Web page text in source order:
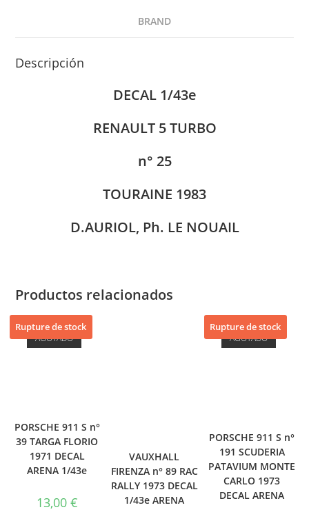
BRAND
Descripción
DECAL 1/43e
RENAULT 5 TURBO
n° 25
TOURAINE 1983
D.AURIOL, Ph. LE NOUAIL
Productos relacionados
Rupture de stock
AGOTADO
PORSCHE 911 S n°
39 TARGA FLORIO
1971 DECAL
ARENA 1/43e
13,00 €
VAUXHALL
FIRENZA n° 89 RAC
RALLY 1973 DECAL
1/43e ARENA
Rupture de stock
AGOTADO
PORSCHE 911 S n°
191 SCUDERIA
PATAVIUM MONTE
CARLO 1973
DECAL ARENA